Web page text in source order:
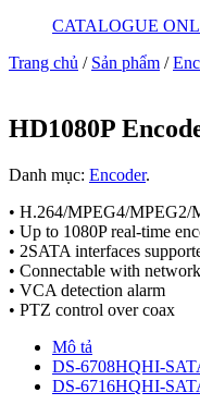
CATALOGUE
Trang chủ / Sản phẩm /
HD1080P
Danh mục: Encoder.
• H.264/MPEG4/MPEG2/
• Up to 1080P real-time
• 2SATA interfaces
• Connectable with
• VCA detection alarm
• PTZ control over coax
Mô tả
DS-6708HQHI-
DS-6716HQHI-